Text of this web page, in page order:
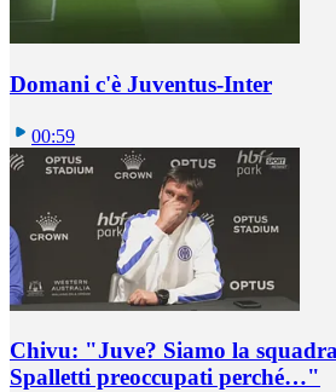
Domani c'è Juventus-Inter
00:59
Chivu: "Juve? Siamo la
Spalletti preoccupati perché…"